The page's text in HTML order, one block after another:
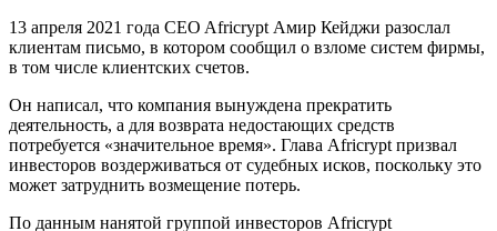
13 апреля 2021 года CEO Africrypt Амир Кейджи разослал
клиентам письмо, в котором сообщил о взломе систем фирмы,
в том числе клиентских счетов.
Он написал, что компания вынуждена прекратить
деятельность, а для возврата недостающих средств
потребуется «значительное время». Глава Africrypt призвал
инвесторов воздерживаться от судебных исков, поскольку это
может затруднить возмещение потерь.
По данным нанятой группой инвесторов Africrypt